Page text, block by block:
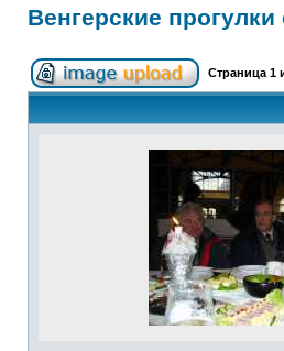
Венгерские
Страница 1